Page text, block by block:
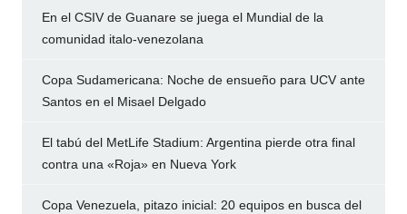
En el CSIV de Guanare se juega el Mundial de la
comunidad italo-venezolana
Copa Sudamericana: Noche de ensueño para UCV ante
Santos en el Misael Delgado
El tabú del MetLife Stadium: Argentina pierde otra final
contra una «Roja» en Nueva York
Copa Venezuela, pitazo inicial: 20 equipos en busca del